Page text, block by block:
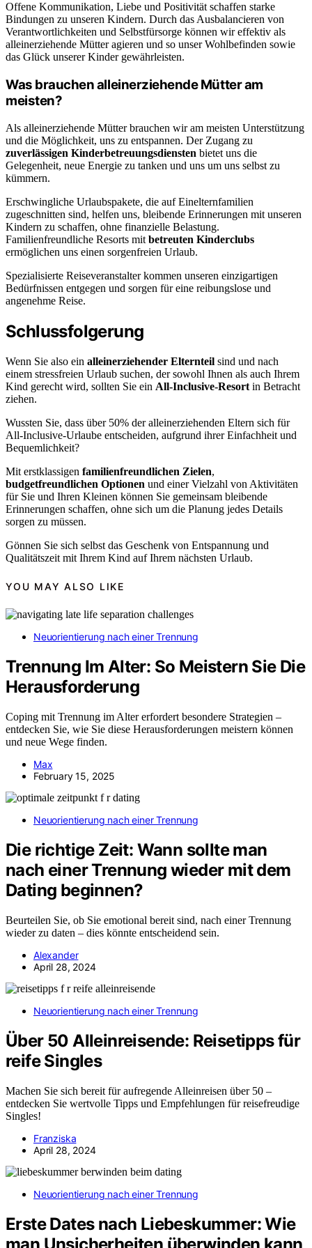
Offene Kommunikation, Liebe und Positivität schaffen starke
Bindungen zu unseren Kindern. Durch das Ausbalancieren von
Verantwortlichkeiten und Selbstfürsorge können wir effektiv als
alleinerziehende Mütter agieren und so unser Wohlbefinden sowie
das Glück unserer Kinder gewährleisten.
Was brauchen alleinerziehende Mütter am
meisten?
Als alleinerziehende Mütter brauchen wir am meisten Unterstützung
und die Möglichkeit, uns zu entspannen. Der Zugang zu
zuverlässigen Kinderbetreuungsdiensten bietet uns die
Gelegenheit, neue Energie zu tanken und uns um uns selbst zu
kümmern.
Erschwingliche Urlaubspakete, die auf Einelternfamilien
zugeschnitten sind, helfen uns, bleibende Erinnerungen mit unseren
Kindern zu schaffen, ohne finanzielle Belastung.
Familienfreundliche Resorts mit betreuten Kinderclubs
ermöglichen uns einen sorgenfreien Urlaub.
Spezialisierte Reiseveranstalter kommen unseren einzigartigen
Bedürfnissen entgegen und sorgen für eine reibungslose und
angenehme Reise.
Schlussfolgerung
Wenn Sie also ein alleinerziehender Elternteil sind und nach
einem stressfreien Urlaub suchen, der sowohl Ihnen als auch Ihrem
Kind gerecht wird, sollten Sie ein All-Inclusive-Resort in Betracht
ziehen.
Wussten Sie, dass über 50% der alleinerziehenden Eltern sich für
All-Inclusive-Urlaube entscheiden, aufgrund ihrer Einfachheit und
Bequemlichkeit?
Mit erstklassigen familienfreundlichen Zielen,
budgetfreundlichen Optionen und einer Vielzahl von Aktivitäten
für Sie und Ihren Kleinen können Sie gemeinsam bleibende
Erinnerungen schaffen, ohne sich um die Planung jedes Details
sorgen zu müssen.
Gönnen Sie sich selbst das Geschenk von Entspannung und
Qualitätszeit mit Ihrem Kind auf Ihrem nächsten Urlaub.
YOU MAY ALSO LIKE
Neuorientierung nach einer Trennung
Trennung Im Alter: So Meistern Sie Die
Herausforderung
Coping mit Trennung im Alter erfordert besondere Strategien –
entdecken Sie, wie Sie diese Herausforderungen meistern können
und neue Wege finden.
Max
February 15, 2025
Neuorientierung nach einer Trennung
Die richtige Zeit: Wann sollte man
nach einer Trennung wieder mit dem
Dating beginnen?
Beurteilen Sie, ob Sie emotional bereit sind, nach einer Trennung
wieder zu daten – dies könnte entscheidend sein.
Alexander
April 28, 2024
Neuorientierung nach einer Trennung
Über 50 Alleinreisende: Reisetipps für
reife Singles
Machen Sie sich bereit für aufregende Alleinreisen über 50 –
entdecken Sie wertvolle Tipps und Empfehlungen für reisefreudige
Singles!
Franziska
April 28, 2024
Neuorientierung nach einer Trennung
Erste Dates nach Liebeskummer: Wie